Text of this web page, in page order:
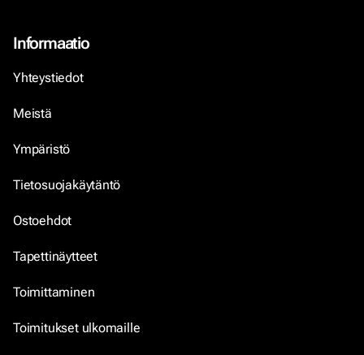
Informaatio
Yhteystiedot
Meistä
Ympäristö
Tietosuojakäytäntö
Ostoehdot
Tapettinäytteet
Toimittaminen
Toimitukset ulkomaille